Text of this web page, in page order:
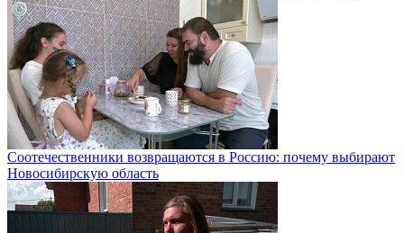
Соотечественники возвращаются в Россию: почему выбирают
Новосибирскую область